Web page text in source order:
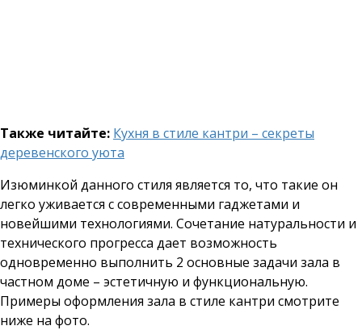
Также читайте: Кухня в стиле кантри – секреты
деревенского уюта
Изюминкой данного стиля является то, что такие он
легко уживается с современными гаджетами и
новейшими технологиями. Сочетание натуральности и
технического прогресса дает возможность
одновременно выполнить 2 основные задачи зала в
частном доме – эстетичную и функциональную.
Примеры оформления зала в стиле кантри смотрите
ниже на фото.